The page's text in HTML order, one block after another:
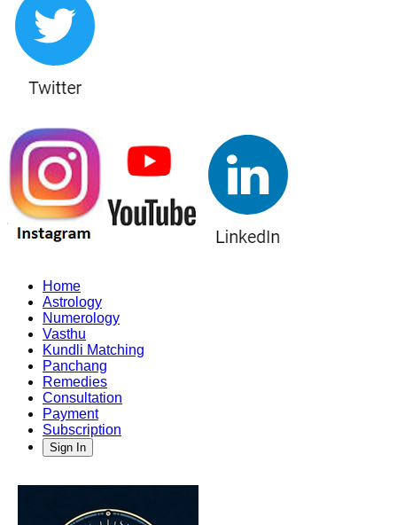
Home
Astrology
Numerology
Vasthu
Kundli Matching
Panchang
Remedies
Consultation
Payment
Subscription
Sign In